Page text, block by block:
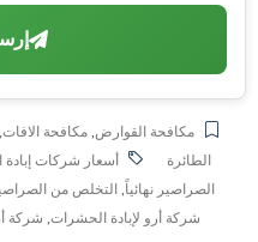
مكافحة القوارض مكافحة الافات
الطائرة
أسعار شركات
الصراصير نهائياً
التخلص من
شركة أرو لإبادة الحشرات شركة